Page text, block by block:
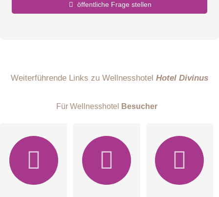
öffentliche Frage stellen
E-Mail-Adresse (wird nicht veröffentlicht)
Weiterführende Links zu Wellnesshotel Hotel Divinus
Für Wellnesshotel Besucher